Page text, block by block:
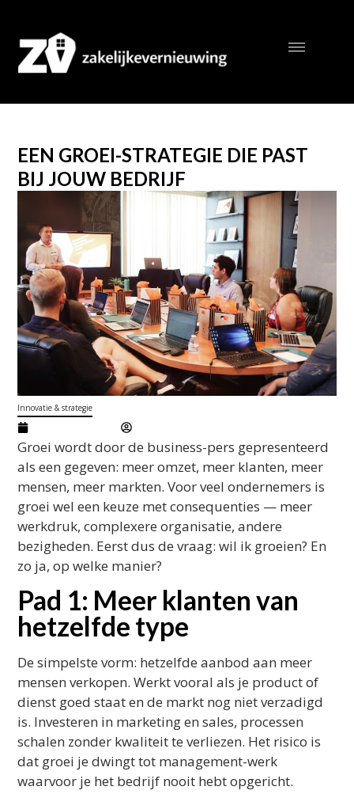
EEN GROEI-STRATEGIE DIE PAST
BIJ JOUW BEDRIJF
Innovatie & strategie
Groei wordt door de business-pers gepresenteerd
als een gegeven: meer omzet, meer klanten, meer
mensen, meer markten. Voor veel ondernemers is
groei wel een keuze met consequenties — meer
werkdruk, complexere organisatie, andere
bezigheden. Eerst dus de vraag: wil ik groeien? En
zo ja, op welke manier?
Pad 1: Meer klanten van
hetzelfde type
De simpelste vorm: hetzelfde aanbod aan meer
mensen verkopen. Werkt vooral als je product of
dienst goed staat en de markt nog niet verzadigd
is. Investeren in marketing en sales, processen
schalen zonder kwaliteit te verliezen. Het risico is
dat groei je dwingt tot management-werk
waarvoor je het bedrijf nooit hebt opgericht.